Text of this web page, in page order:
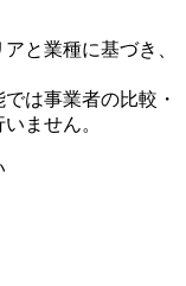
と業種に基づき、
は事業者の比較・
ません。